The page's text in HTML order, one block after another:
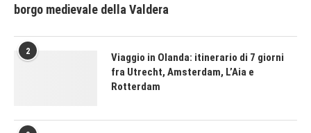
borgo medievale della Valdera
2
Viaggio in Olanda: itinerario di 7 giorni
fra Utrecht, Amsterdam, L’Aia e
Rotterdam